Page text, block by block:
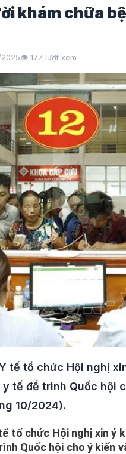
khám chữa
👁️ 177 lượt xem
tế tổ chức Hội nghị
y tế để trình Quốc hội
10/2024).
tổ chức Hội nghị xin ý
Quốc hội cho ý kiến